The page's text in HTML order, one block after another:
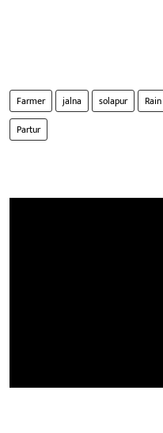
Farmer jalna solapur Rain
Partur